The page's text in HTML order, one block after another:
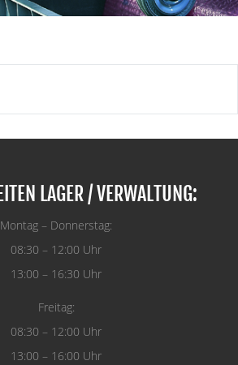
LAGER / VERWALTUNG:
Montag – Donnerstag:
08:30 – 12:00 Uhr
13:00 – 16:30 Uhr
Freitag:
08:30 – 12:00 Uhr
13:00 – 16:00 Uhr